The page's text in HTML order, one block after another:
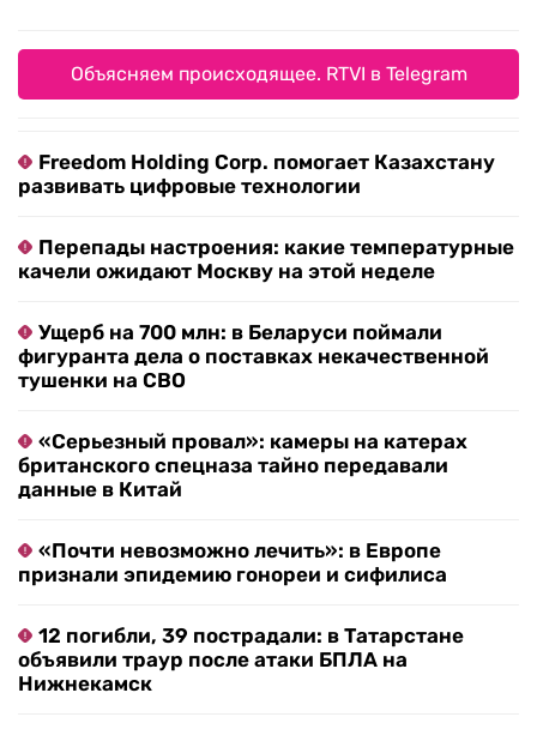
Объясняем происходящее. RTVI в Telegram
Freedom Holding Corp. помогает Казахстану
развивать цифровые технологии
Перепады настроения: какие температурные
качели ожидают Москву на этой неделе
Ущерб на 700 млн: в Беларуси поймали
фигуранта дела о поставках некачественной
тушенки на СВО
«Серьезный провал»: камеры на катерах
британского спецназа тайно передавали
данные в Китай
«Почти невозможно лечить»: в Европе
признали эпидемию гонореи и сифилиса
12 погибли, 39 пострадали: в Татарстане
объявили траур после атаки БПЛА на
Нижнекамск